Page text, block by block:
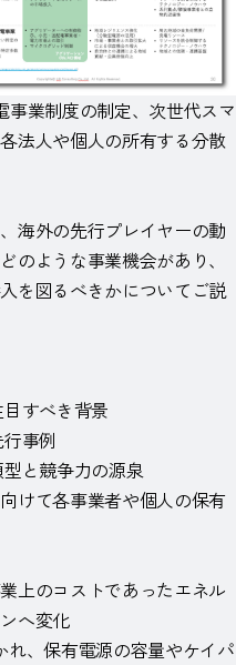
業制度の制定、次世代スマ
法人や個人の所有する分散
海外の先行プレイヤーの動
のような事業機会があり、
を図るべきかについてご説
すべき背景
事例
と競争力の源泉
けて各事業者や個人の保有
上のコストであったエネル
へ変化
れ、保有電源の容量やケイパ